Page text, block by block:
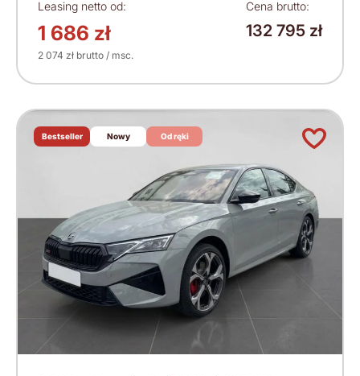
Leasing netto od:
1 686 zł
2 074 zł brutto / msc.
Cena brutto:
132 795 zł
Bestseller Nowy Od ręki